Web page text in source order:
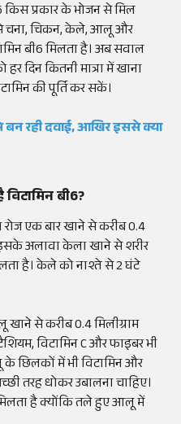
किस प्रकार के भोजन से मिल
चना, चिकन, केले, आलू और
बी6 मिलता है। अब सवाल
दिन कितनी मात्रा में खाना
की पूर्ति कर सकें।
बन रही दवाई, आखिर इससे क्या
बी6?
एक बार खाने से करीब 0.4
इसके अलावा केला खाने से शरीर
है। केले को नाश्ते से 2 घंटे
से करीब 0.4 मिलीग्राम
विटामिन C और फाइबर भी
के छिलकों में भी विटामिन और
तरह धोकर उबालना चाहिए।
है क्योंकि तले हुए आलू में